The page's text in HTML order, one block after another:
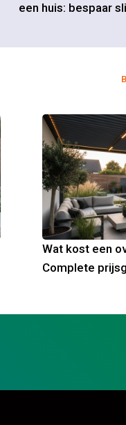
een huis: bespaar
Wat kost een
Complete